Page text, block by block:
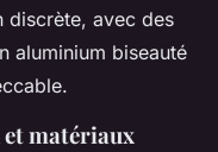
discrète, avec des
aluminium biseauté
matériaux